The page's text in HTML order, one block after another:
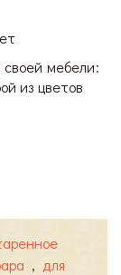
мебели:
из цветов
, для